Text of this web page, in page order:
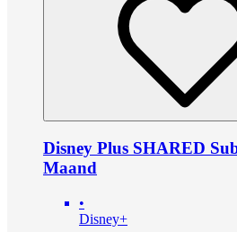
Disney Plus SHARED
Maand
•
Disney+